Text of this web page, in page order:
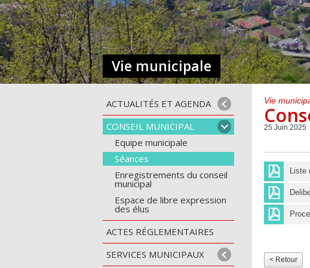
ACTUALITÉS ET AGENDA
CONSEIL MUNICIPAL
Equipe municipale
Séances
Enregistrements du conseil
municipal
Espace de libre expression
des élus
ACTES RÉGLEMENTAIRES
SERVICES MUNICIPAUX
Vie municipale
Vie
25 Juin 2025
Liste
< Retour